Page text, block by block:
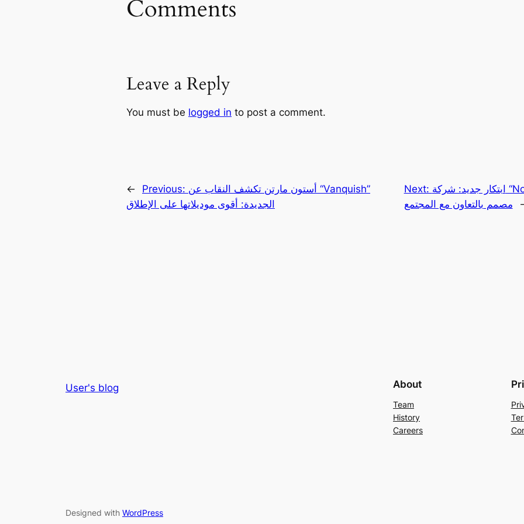
Comments
Leave a Reply
You must be logged in to post a comment.
← Previous: أستون مارتن تكشف النقاب عن “Vanquish”
الجديدة: أقوى موديلاتها على الإطلاق
Next: ابتكار جديد: شركة “Nothing” تطلق أول هاتف ذكي
مصمم بالتعاون مع المجتمع
User's blog About
Team
History
Careers
Designed with WordPress